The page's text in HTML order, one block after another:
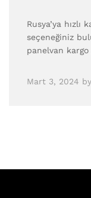
Rusya’ya
seçeneğiniz
panelvan
Mart 3, 2024 by